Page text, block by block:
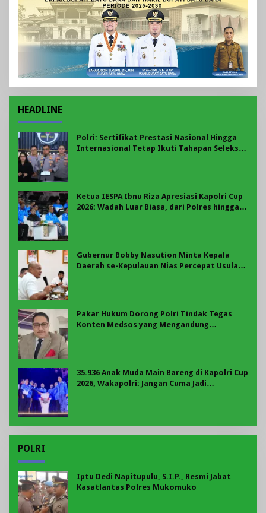
HEADLINE
Polri: Sertifikat Prestasi Nasional Hingga
Internasional Tetap Ikuti Tahapan Seleksi
Ketua IESPA Ibnu Riza Apresiasi Kapolri Cup
2026: Wadah Luar Biasa, dari Polres hingga
Gubernur Bobby Nasution Minta Kepala
Daerah se-Kepulauan Nias Percepat Usulan
Pakar Hukum Dorong Polri Tindak Tegas
Konten Medsos yang Mengandung
35.936 Anak Muda Main Bareng di Kapolri Cup
2026, Wakapolri: Jangan Cuma Jadi
POLRI
Iptu Dedi Napitupulu, S.I.P., Resmi Jabat
Kasatlantas Polres Mukomuko